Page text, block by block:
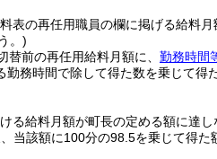
表の再任用職員の欄に掲げる給料月
。)
前の再任用給料月額に、 勤務時間
勤務時間で除して得た数を乗じて得
る給料月額が町長の定める額に達し
当該額に100分の98.5を乗じて得た